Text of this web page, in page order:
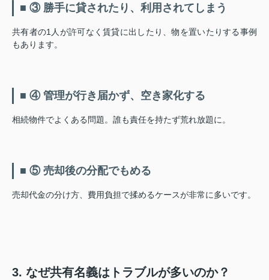
■ ③ 勝手に貸されたり、利用されてしまう
共有者の1人が許可なく賃貸に出したり、物を置いたりする事例
もあります。
■ ④ 管理が行き届かず、空き家化する
相続物件でよくある問題。誰も責任を持たず荒れ放題に。
■ ⑤ 売却後の分配でもめる
売却代金の分け方、費用負担で揉めるケースが非常に多いです。
3. なぜ共有名義はトラブルが多いのか？